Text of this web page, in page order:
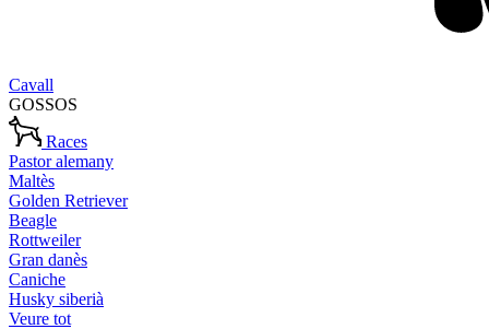
Cavall
GOSSOS
Races
Pastor alemany
Maltès
Golden Retriever
Beagle
Rottweiler
Gran danès
Caniche
Husky siberià
Veure tot